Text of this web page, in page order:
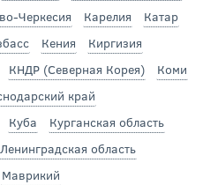
Черкесия Карелия
Катар
Кения
Киргизия
КНДР (Северная Корея)
Коми
край
Куба
Курганская область
Ленинградская область
Маврикий